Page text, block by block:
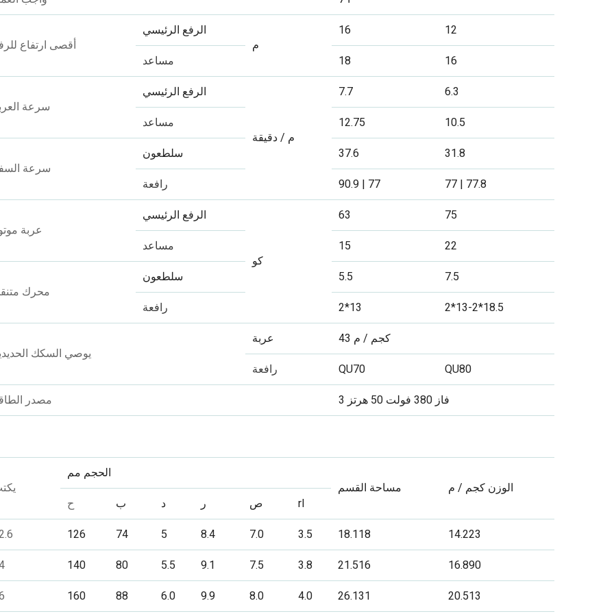
أقصى ارتفاع
الرفع الرئيسي
م
16
12
مساعد
18 16
سرعة
الرفع الرئيسي
م / دقيقة
7.7
6.3
مساعد
12.75 10.5
سرعة
سلطعون 37.6
31.8
رافعة
90.9 | 77 77 | 77.8
عربة
الرفع الرئيسي
كو
63
75
مساعد
15 22
محرك
سلطعون 5.5
7.5
رافعة
2*13 2*13-2*18.5
يوصي السكك
عربة
43 كجم / م
رافعة
QU70
QU80
مصدر
3 فاز 380 فولت 50 هرتز
الحجم مم
مساحة القسم
الوزن كجم / م
ح
ب د ر ص
rl
126 74 5 8.4 7.0 3.5 18.118
14.223
140 80 5.5 9.1 7.5 3.8 21.516
16.890
160 88 6.0 9.9 8.0 4.0 26.131 20.513